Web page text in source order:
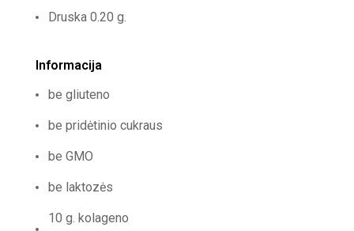
Druska 0.20 g.
Informacija
be gliuteno
be pridėtinio cukraus
be GMO
be laktozės
10 g. kolageno